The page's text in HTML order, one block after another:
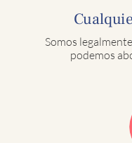
Somos
podemos